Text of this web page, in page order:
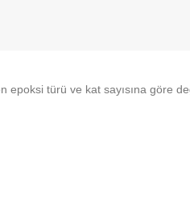
türü ve kat sayısına göre